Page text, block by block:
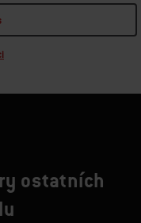
ostatních